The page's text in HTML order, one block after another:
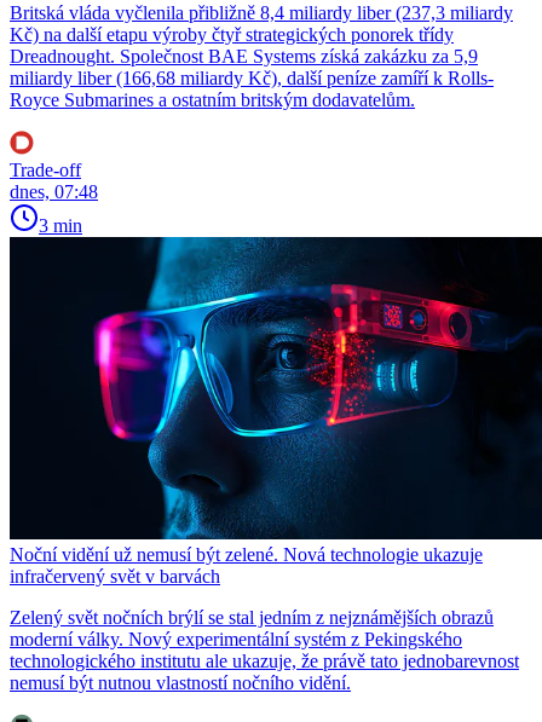
Britská vláda vyčlenila přibližně 8,4 miliardy liber (237,3 miliardy
Kč) na další etapu výroby čtyř strategických ponorek třídy
Dreadnought. Společnost BAE Systems získá zakázku za 5,9
miliardy liber (166,68 miliardy Kč), další peníze zamíří k Rolls-
Royce Submarines a ostatním britským dodavatelům.
Trade-off
dnes, 07:48
3 min
Noční vidění už nemusí být zelené. Nová technologie ukazuje
infračervený svět v barvách
Zelený svět nočních brýlí se stal jedním z nejznámějších obrazů
moderní války. Nový experimentální systém z Pekingského
technologického institutu ale ukazuje, že právě tato jednobarevnost
nemusí být nutnou vlastností nočního vidění.